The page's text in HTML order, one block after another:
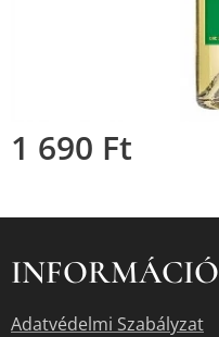
1 690 Ft
INFORMÁCIÓ
Adatvédelmi Szabályzat